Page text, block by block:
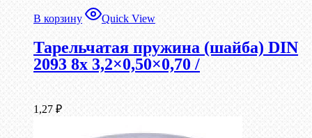
В корзину Quick View
Тарельчатая пружина (шайба) DIN
2093 8x 3,2×0,50×0,70 /
1,27 ₽